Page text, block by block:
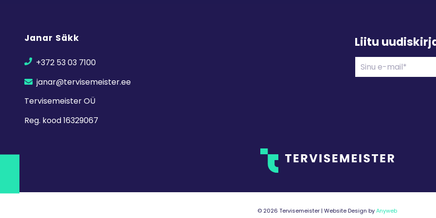
Janar Säkk
+372 53 03 7100
janar@tervisemeister.ee
Tervisemeister OÜ
Reg. kood 16329067
Liitu
© 2026 Tervisemeister | Website Design byAnyweb